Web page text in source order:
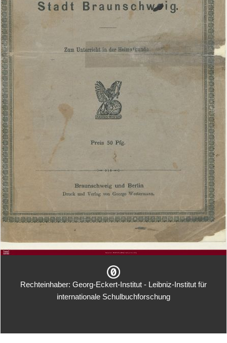
Rechteinhaber: Georg-Eckert-Institut - Leibniz-Institut für
internationale Schulbuchforschung